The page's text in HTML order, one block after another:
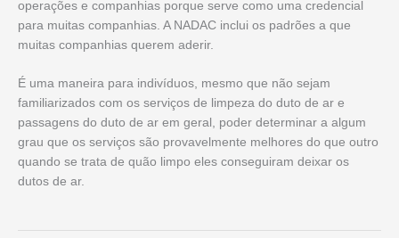
operações e companhias porque serve como uma credencial
para muitas companhias. A NADAC inclui os padrões a que
muitas companhias querem aderir.
É uma maneira para indivíduos, mesmo que não sejam
familiarizados com os serviços de limpeza do duto de ar e
passagens do duto de ar em geral, poder determinar a algum
grau que os serviços são provavelmente melhores do que outro
quando se trata de quão limpo eles conseguiram deixar os
dutos de ar.